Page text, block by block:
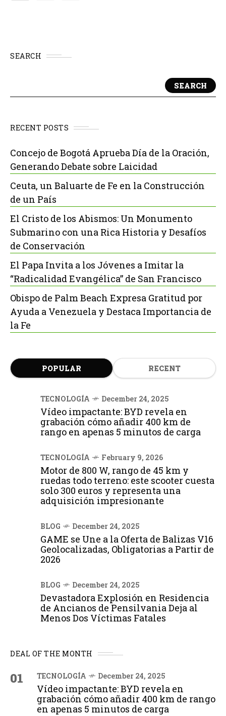
SEARCH
SEARCH
RECENT POSTS
Concejo de Bogotá Aprueba Día de la Oración,
Generando Debate sobre Laicidad
Ceuta, un Baluarte de Fe en la Construcción
de un País
El Cristo de los Abismos: Un Monumento
Submarino con una Rica Historia y Desafíos
de Conservación
El Papa Invita a los Jóvenes a Imitar la
“Radicalidad Evangélica” de San Francisco
Obispo de Palm Beach Expresa Gratitud por
Ayuda a Venezuela y Destaca Importancia de
la Fe
POPULAR RECENT
TECNOLOGÍA December 24, 2025
Vídeo impactante: BYD revela en
grabación cómo añadir 400 km de
rango en apenas 5 minutos de carga
TECNOLOGÍA February 9, 2026
Motor de 800 W, rango de 45 km y
ruedas todo terreno: este scooter cuesta
solo 300 euros y representa una
adquisición impresionante
BLOG December 24, 2025
GAME se Une a la Oferta de Balizas V16
Geolocalizadas, Obligatorias a Partir de
2026
BLOG December 24, 2025
Devastadora Explosión en Residencia
de Ancianos de Pensilvania Deja al
Menos Dos Víctimas Fatales
DEAL OF THE MONTH
01 TECNOLOGÍA December 24, 2025
Vídeo impactante: BYD revela en
grabación cómo añadir 400 km de rango
en apenas 5 minutos de carga